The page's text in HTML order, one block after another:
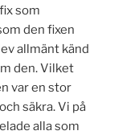
som
den fixen
allmänt känd
den. Vilket
var en stor
säkra. Vi på
alla som